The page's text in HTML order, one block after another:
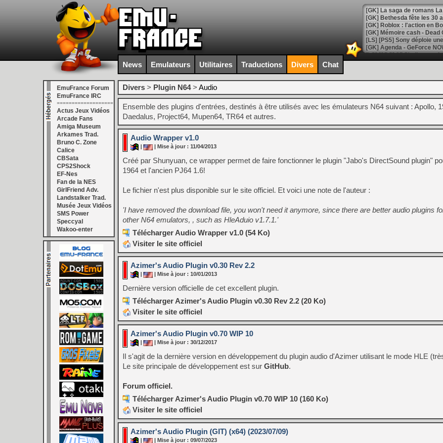
[GK] Bethesda fête les 30
[GK] Roblox : l'action en
[GK] Agenda - GeForce
[GK] Devolver Digital en a
[LS] [PS5] ps5-y2jb-
[GK] Pourquoi Marvel
[GK] Test : Restory : Chill
[GK] GTA 6 : Rockstar
[GK] Hot Wheels Infinite
[GK] Mémoire cash -
[GK] Résultats Nintendo :
[GK] Déjà des
[GK] Minecraft et ses «
[GK] Beast of
[GK] Ubisoft : fin de partie
[GK] Mémoire cash -
[GK] Dan Houser (GTA)
[GK] Comment EA Sports
[GK] Crimson Moon : un
[GK] Isle of Reveries : le
[GK] Moonlighter 2 : The
[GK] Capcom relance
[GK] Le beat'em up The
[GK] Endless Legend 2 :
[LS] [PS5] Le WebKit
[GK] Oubliez Crazy Taxi,
[LS] [Switch] NSZ 5.0.0
News Emulateurs Utilitaires Traductions Divers Chat
EmuFrance Forum
EmuFrance IRC
===================
Actus Jeux Vidéos
Arcade Fans
Amiga Museum
Arkames Trad.
Bruno C. Zone
Calice
CBSata
CPS2Shock
EF-Nes
Fan de la NES
GirlFriend Adv.
Landstalker Trad.
Musée Jeux Vidéos
SMS Power
Speccyal
Wakoo-enter
Divers > Plugin N64> Audio
Ensemble des plugins d'entrées, destinés à être utilisés avec les émulateurs N64 suivant : Apollo,
Daedalus, Project64, Mupen64, TR64 et autres.
Audio Wrapper v1.0
| Mise à jour : 11/04/2013
Créé par Shunyuan, ce wrapper permet de faire fonctionner le plugin "Jabo's DirectSound plugin"
1964 et l'ancien PJ64 1.6!
Le fichier n'est plus disponible sur le site officiel. Et voici une note de l'auteur :
'I have removed the download file, you won't need it anymore, since there are better audio plugins
other N64 emulators, , such as HleAduio v1.7.1.'
Télécharger Audio Wrapper v1.0 (54 Ko)
Visiter le site officiel
Azimer's Audio Plugin v0.30 Rev 2.2
| Mise à jour : 10/01/2013
Dernière version officielle de cet excellent plugin.
Télécharger Azimer's Audio Plugin v0.30 Rev 2.2 (20 Ko)
Visiter le site officiel
Azimer's Audio Plugin v0.70 WIP 10
| Mise à jour : 30/12/2017
Il s'agit de la dernière version en développement du plugin audio d'Azimer utilisant le mode HLE
Le site principale de développement est sur GitHub.
Forum officiel.
Télécharger Azimer's Audio Plugin v0.70 WIP 10 (160 Ko)
Visiter le site officiel
Azimer's Audio Plugin (GIT) (x64) (2023/07/09)
| Mise à jour : 09/07/2023